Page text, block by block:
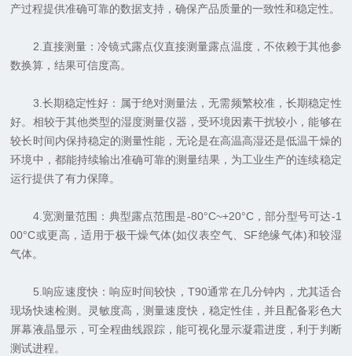
产过程提供准确可靠的数据支持，确保产品质量的一致性和稳定性。
2.直接测量：冷镜式露点仪直接测量露点温度，不依赖于其他参
数换算，结果可信度高。
3.长期稳定性好：属于绝对测量法，无需频繁校准，长期稳定性
好。相较于其他类型的湿度测量仪器，受环境因素干扰较小，能够在
较长时间内保持稳定的测量性能，无论是在高温高湿还是低温干燥的
环境中，都能持续输出准确可靠的测量结果，为工业生产的连续稳定
运行提供了有力保障。
4.宽测量范围：典型露点范围是-80°C~+20°C，部分型号可达-1
00°C或更高，适用于极干燥气体(如仪表空气、SF绝缘气体)和较湿
气体。
5.响应速度快：响应时间较快，T90通常在几分钟内，尤其适合
现场快速检测。灵敏度高，测量速度快，稳定性佳，并且配备彩色大
屏幕液晶显示，可全程曲线跟踪，能可视化显示凝霜进度，利于判断
测试进程。